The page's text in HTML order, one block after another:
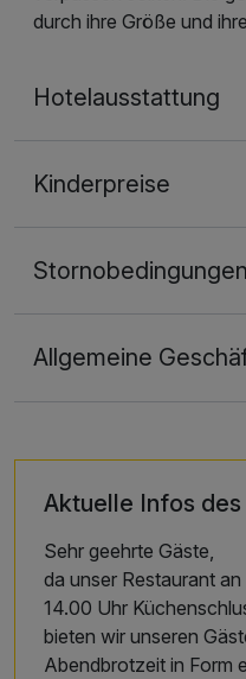
durch ihre Größe und
Hotelausstattung
Kinderpreise
Stornobedingungen
Allgemeine
Aktuelle Infos
Sehr geehrte Gäste,
da unser Restaurant
14.00 Uhr
bieten wir unseren
Abendbrotzeit in Form